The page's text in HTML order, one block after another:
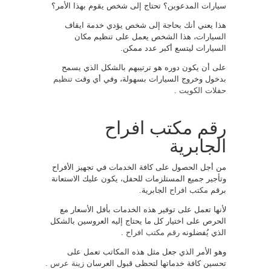
سيارات المدعوين؟ تحتاج إلى شخص يقوم بهذا الأمر؟
هذا يعني أنك بحاجة إلى شخص يؤدي خدمة ايقاف
السيارات، هذا الشخص يعمل على تنظيم مكان
السيارات ليتسع أكبر عدد ممكن.
على أن يكون دوره هو ترتيبهم بالشكل الذي يسمح
بدخول وخروج السيارات بسهولة، وفي أي وقت تنظيم
حفلات الكويت
رقم مكتب افراح
الجابرية
من أجل الحصول على كافة الخدمات في تجهيز الأفراح
وتأجير جميع المستلزمات للحفل، يكون عليك الاستعانة
برقم مكتب افراح الجابرية.
لأنها تعمل على توفير هذه الخدمات بأفل الأسعار مع
الحرص على اختيار كل ما يحتاج إليه العروسين بالشكل
الذي يُفضلونه رقم مكتب افراح
وهو الأمر الذي جعل مثل هذه المكاتب تعمل على
تحسين كافة خدماتها لتحظى قبول العرسان زينة عرس